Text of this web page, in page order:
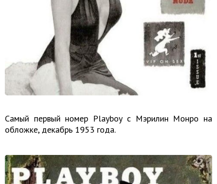
Самый первый номер Playboy с Мэрилин Монро на
обложке, декабрь 1953 года.